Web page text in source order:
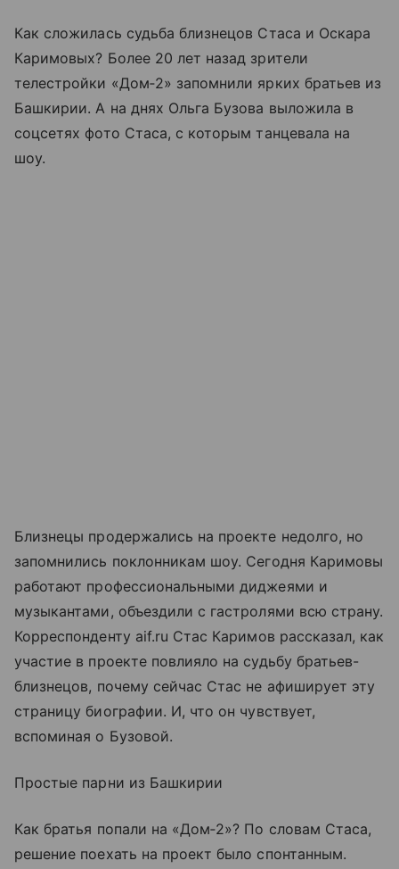
Как сложилась судьба близнецов Стаса и Оскара
Каримовых? Более 20 лет назад зрители
телестройки «Дом‑2» запомнили ярких братьев из
Башкирии. А на днях Ольга Бузова выложила в
соцсетях фото Стаса, с которым танцевала на
шоу.
Близнецы продержались на проекте недолго, но
запомнились поклонникам шоу. Сегодня Каримовы
работают профессиональными диджеями и
музыкантами, объездили с гастролями всю страну.
Корреспонденту aif.ru Стас Каримов рассказал, как
участие в проекте повлияло на судьбу братьев-
близнецов, почему сейчас Стас не афиширует эту
страницу биографии. И, что он чувствует,
вспоминая о Бузовой.
Простые парни из Башкирии
Как братья попали на «Дом‑2»? По словам Стаса,
решение поехать на проект было спонтанным.